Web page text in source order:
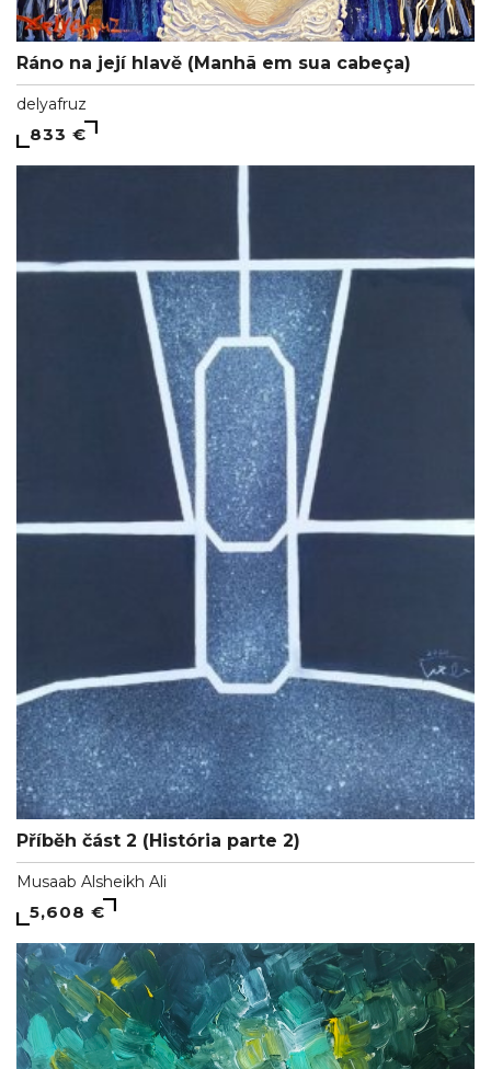
Ráno na její hlavě (Manhã em sua cabeça)
delyafruz
833 €
Příběh část 2 (História parte 2)
Musaab Alsheikh Ali
5,608 €